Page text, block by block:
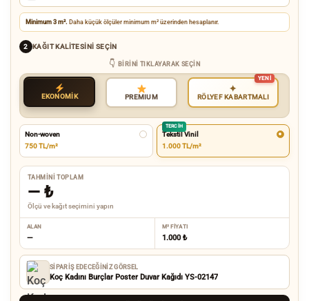
Minimum 3 m². Daha küçük ölçüler minimum m² üzerinden hesaplanır.
2 KAĞIT KALITESINI SEÇIN
BIRINI TIKLAYARAK SEÇIN
EKONOMİK PREMIUM
✦
RÖLYEF KABARTMALI
Non-woven
750 TL/m²
TERCIH
Tekstil Vinil
1.000 TL/m²
TAHMINI TOPLAM
— ₺
Ölçü ve kağıt seçimini yapın
ALAN
—
M² FIYATI
1.000 ₺
SIPARIŞ EDECEĞINIZ GÖRSEL
Koç Kadını Burçlar Poster Duvar Kağıdı YS-02147